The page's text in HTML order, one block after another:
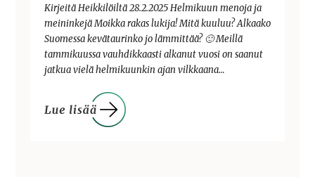
Kirjeitä Heikkilöiltä 28.2.2025 Helmikuun menoja ja
meininkejä Moikka rakas lukija! Mitä kuuluu? Alkaako
Suomessa kevätaurinko jo lämmittää? 🙂 Meillä
tammikuussa vauhdikkaasti alkanut vuosi on saanut
jatkua vielä helmikuunkin ajan vilkkaana…